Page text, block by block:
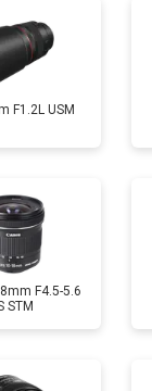
шлейфа
F1.2L USM
F4.5-5.6
STM